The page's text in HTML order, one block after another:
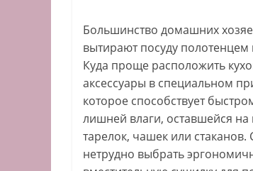
Большинство домашних
вытирают посуду полотенцем
Куда проще расположить
аксессуары в специальном
которое способствует
лишней влаги, оставшейся на
тарелок, чашек или стаканов.
нетрудно выбрать